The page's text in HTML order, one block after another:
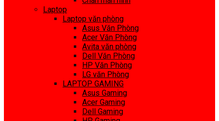
Laptop
Laptop văn phòng
Asus Văn Phòng
Acer Văn Phòng
Avita văn phòng
Dell Văn Phòng
HP Văn Phòng
LG văn Phòng
LAPTOP GAMING
Asus Gaming
Acer Gaming
Dell Gaming